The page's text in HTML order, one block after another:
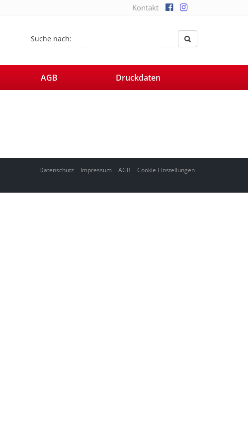
Kontakt
Suche nach:
AGB Druckdaten
Datenschutz Impressum AGB Cookie Einstellungen